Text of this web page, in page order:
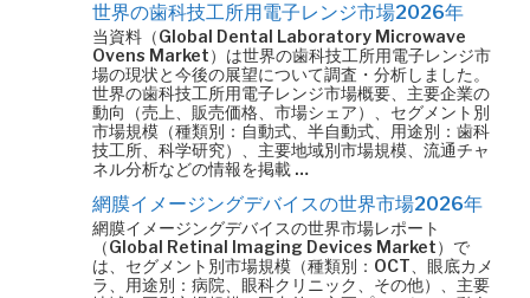
世界の歯科技工所用電子レンジ市場2026年
当資料（Global Dental Laboratory Microwave
Ovens Market）は世界の歯科技工所用電子レンジ市
場の現状と今後の展望について調査・分析しました。
世界の歯科技工所用電子レンジ市場概要、主要企業の
動向（売上、販売価格、市場シェア）、セグメント別
市場規模（種類別：自動式、半自動式、用途別：歯科
技工所、科学研究）、主要地域別市場規模、流通チャ
ネル分析などの情報を掲載 …
網膜イメージングデバイスの世界市場2026年
網膜イメージングデバイスの世界市場レポート
（Global Retinal Imaging Devices Market）で
は、セグメント別市場規模（種類別：OCT、眼底カメ
ラ、用途別：病院、眼科クリニック、その他）、主要